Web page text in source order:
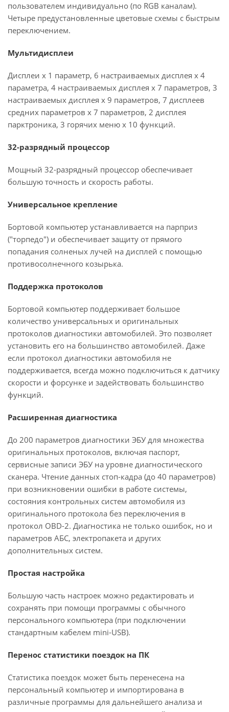
пользователем индивидуально (по RGB каналам).
Четыре предустановленные цветовые схемы с быстрым
переключением.
Мультидисплеи
Дисплеи х 1 параметр, 6 настраиваемых дисплея х 4
параметра, 4 настраиваемых дисплея х 7 параметров, 3
настраиваемых дисплея х 9 параметров, 7 дисплеев
средних параметров х 7 параметров, 2 дисплея
парктроника, 3 горячих меню х 10 функций.
32-разрядный процессор
Мощный 32-разрядный процессор обеспечивает
большую точность и скорость работы.
Универсальное крепление
Бортовой компьютер устанавливается на парприз
("торпедо") и обеспечивает защиту от прямого
попадания солненых лучей на дисплей с помощью
противосолнечного козырька.
Поддержка протоколов
Бортовой компьютер поддерживает большое
количество универсальных и оригинальных
протоколов диагностики автомобилей. Это позволяет
установить его на большинство автомобилей. Даже
если протокол диагностики автомобиля не
поддерживается, всегда можно подключиться к датчику
скорости и форсунке и задействовать большинство
функций.
Расширенная диагностика
До 200 параметров диагностики ЭБУ для множества
оригинальных протоколов, включая паспорт,
сервисные записи ЭБУ на уровне диагностического
сканера. Чтение данных стоп-кадра (до 40 параметров)
при возникновении ошибки в работе системы,
состояния контрольных систем автомобиля из
оригинального протокола без переключения в
протокол OBD-2. Диагностика не только ошибок, но и
параметров АБС, электропакета и других
дополнительных систем.
Простая настройка
Большую часть настроек можно редактировать и
сохранять при помощи программы с обычного
персонального компьютера (при подключении
стандартным кабелем mini-USB).
Перенос статистики поездок на ПК
Статистика поездок может быть перенесена на
персональный компьютер и импортирована в
различные программы для дальнейшего анализа и